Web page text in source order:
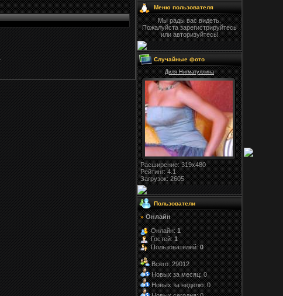
Меню пользователя
Мы рады вас видеть.
Пожалуйста зарегистрируйтесь
или авторизуйтесь!
Случайные фото
Диля Нигматуллина
Расширение: 319x480
Рейтинг:4.1
Загрузок: 2605
Пользователи
» Онлайн
Онлайн:1
Гостей:1
Пользователей:0
Всего: 29012
Новых за месяц: 0
Новых за неделю: 0